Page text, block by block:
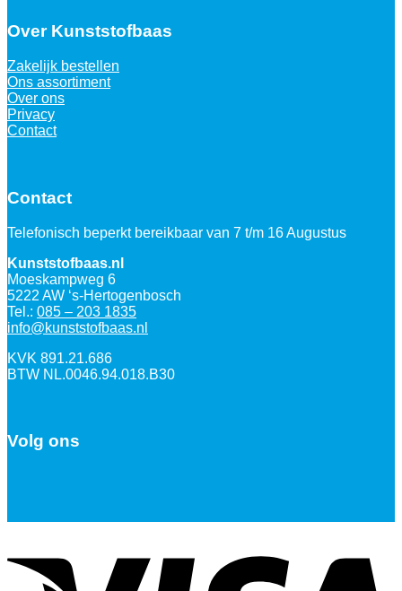
Over Kunststofbaas
Zakelijk bestellen
Ons assortiment
Over ons
Privacy
Contact
Contact
Telefonisch beperkt bereikbaar van 7 t/m 16 Augustus
Kunststofbaas.nl
Moeskampweg 6
5222 AW ‘s-Hertogenbosch
Tel.: 085 – 203 1835
info@kunststofbaas.nl
KVK 891.21.686
BTW NL.0046.94.018.B30
Volg ons